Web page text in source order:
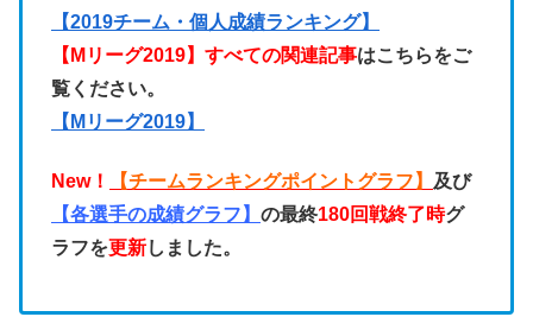
【2019チーム・個人成績ランキング】
【Mリーグ2019】すべての関連記事はこちらをご
覧ください。
【Mリーグ2019】
New！ 【チームランキングポイントグラフ】 及び
【各選手の成績グラフ】 の最終180回戦終了時グ
ラフを更新しました。